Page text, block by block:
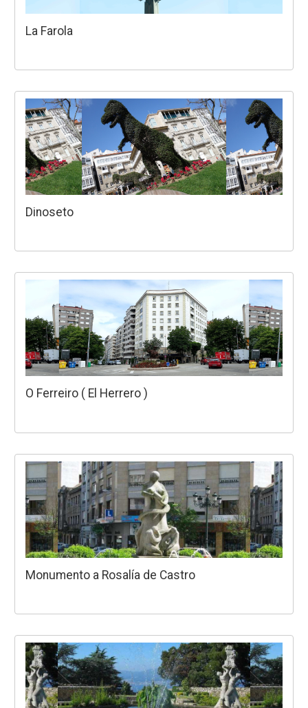
La Farola
Dinoseto
O Ferreiro ( El Herrero )
Monumento a Rosalía de Castro